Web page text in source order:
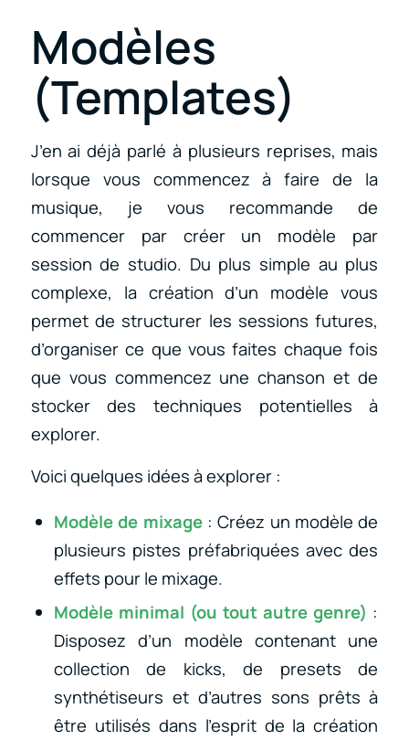
Modèles
(Templates)
J’en ai déjà parlé à plusieurs reprises, mais
lorsque vous commencez à faire de la
musique, je vous recommande de
commencer par créer un modèle par
session de studio. Du plus simple au plus
complexe, la création d’un modèle vous
permet de structurer les sessions futures,
d’organiser ce que vous faites chaque fois
que vous commencez une chanson et de
stocker des techniques potentielles à
explorer.
Voici quelques idées à explorer :
Modèle de mixage: Créez un modèle de
plusieurs pistes préfabriquées avec des
effets pour le mixage.
Modèle minimal (ou tout autre genre) :
Disposez d’un modèle contenant une
collection de kicks, de presets de
synthétiseurs et d’autres sons prêts à
être utilisés dans l’esprit de la création